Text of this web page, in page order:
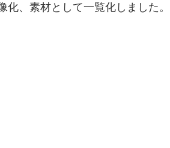
、素材として一覧化しました。